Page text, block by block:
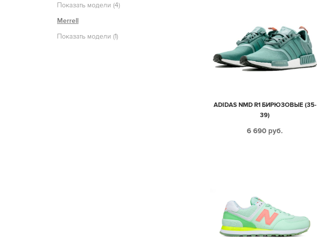
ADIDAS NMD R1 БИРЮЗОВЫЕ (35-
39)
6 690 руб.
Показать модели (4)
Merrell
Показать модели (1)